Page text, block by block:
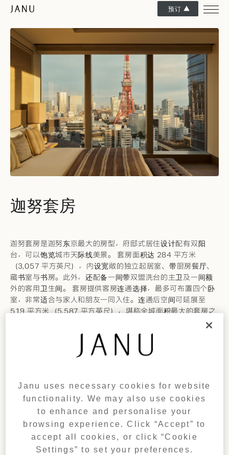
预订
迦努套房
迦努套房是迦努东京最大的房型，府邸式居住设计配有双阳
台，可以饱览城市天际线美景。 套房面积达 284 平方米
（3,057 平方英尺），内设宽敞的独立起居室、带厨房餐厅、
藏书室与书房。此外，还配备一间带双盥洗台的主卫及一间额
外的客用卫生间。 套房提供客房连通选择，最多可布置四个卧
室，非常适合与家人和朋友一同入住。连通后空间可延展至
519 平方米（5,587 平方英尺），堪称全城面积最大的套房之
迦努套房至多可提供四居室空间组合：
迦努套房（特大号床）和
转角套房（特大号床）和两间
房 （双床）
迦努套房（特大号床）和转角套房（特大号床）
欢迎垂询
Janu uses necessary cookies for website
functionality. We may also use cookies
to enhance and personalise your
browsing experience. Click “Accept” to
accept all cookies, or click “Cookie
Settings” to set your preferences.